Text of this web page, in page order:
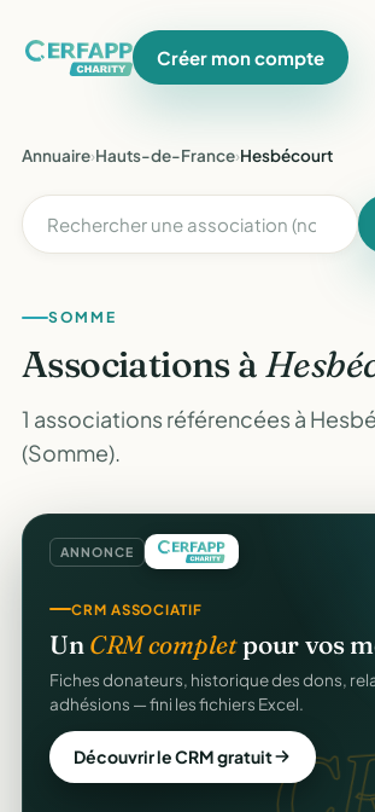
Créer mon compte
Annuaire›Hauts-de-France›Hesbécourt
SOMME
Associations à
1 associations référencées à
(Somme).
ANNONCE
CRM ASSOCIATIF
UnCRM completpour vos
Fiches donateurs, historique des dons,
adhésions — fini les fichiers Excel.
Découvrir le CRM gratuit
COLLECTE DE DONS
Collectez des donsen ligne.
Campagnes, paiement sécurisé, reçu
pour chaque donateur. 100 % gratuit.
Lancer ma collecte